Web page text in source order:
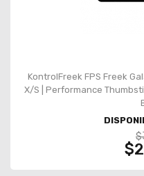
KontrolFreek FPS Freek
X/S | Performance